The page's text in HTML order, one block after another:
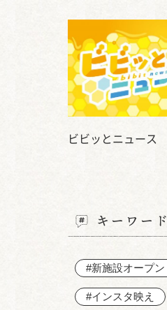
ビビッとニュース
キーワード
#新施設オープン
#インスタ映え